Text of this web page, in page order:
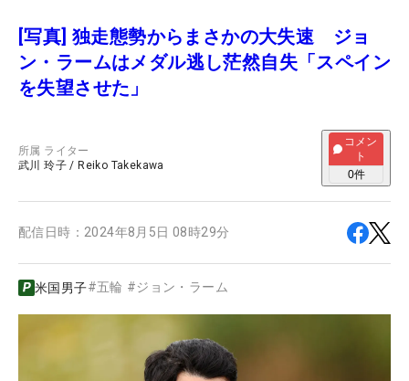
[写真] 独走態勢からまさかの大失速 ジョ
ン・ラームはメダル逃し茫然自失「スペイン
を失望させた」
所属 ライター
武川 玲子 / Reiko Takekawa
コメン
ト
0件
配信日時： 2024年8月5日 08時29分
米国男子#五輪 #ジョン・ラーム